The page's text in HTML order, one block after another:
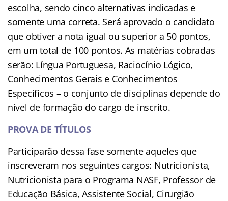
escolha, sendo cinco alternativas indicadas e
somente uma correta. Será aprovado o candidato
que obtiver a nota igual ou superior a 50 pontos,
em um total de 100 pontos. As matérias cobradas
serão: Língua Portuguesa, Raciocínio Lógico,
Conhecimentos Gerais e Conhecimentos
Específicos – o conjunto de disciplinas depende do
nível de formação do cargo de inscrito.
PROVA DE TÍTULOS
Participarão dessa fase somente aqueles que
inscreveram nos seguintes cargos: Nutricionista,
Nutricionista para o Programa NASF, Professor de
Educação Básica, Assistente Social, Cirurgião